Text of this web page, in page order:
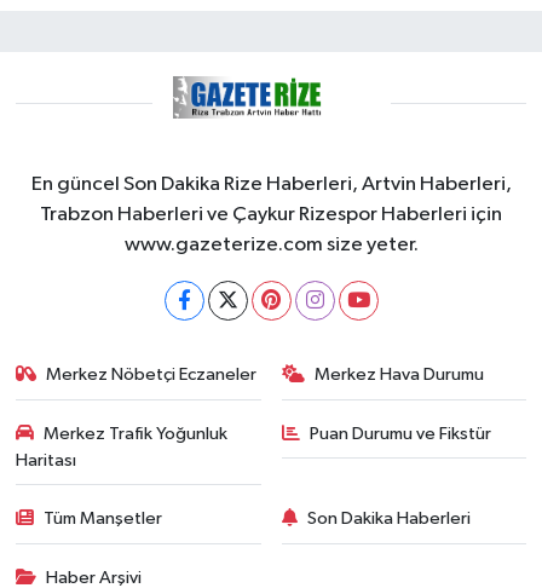
En güncel Son Dakika Rize Haberleri, Artvin Haberleri,
Trabzon Haberleri ve Çaykur Rizespor Haberleri için
www.gazeterize.com size yeter.
Merkez Nöbetçi Eczaneler Merkez Hava Durumu
Merkez Trafik Yoğunluk
Haritası
Puan Durumu ve Fikstür
Tüm Manşetler Son Dakika Haberleri
Haber Arşivi